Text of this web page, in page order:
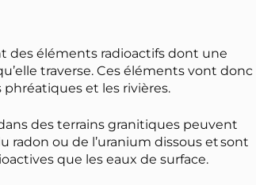
des éléments radioactifs dont une
traverse. Ces éléments vont donc
et les rivières.
des terrains granitiques peuvent
radon ou de l’uranium dissous et sont
que les eaux de surface.